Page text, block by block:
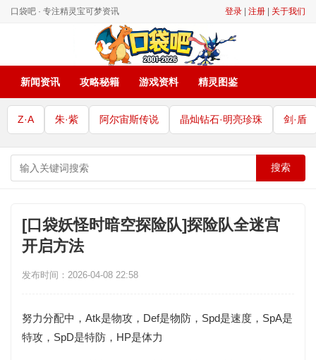
口袋吧 · 专注精灵宝可梦资讯 登录 注册 关于我们
新闻资讯 攻略秘籍 游戏资料 精灵图鉴
Z·A 朱·紫 阿尔宙斯传说 晶灿钻石·明亮珍珠 剑·盾
搜索
[口袋妖怪时暗空探险队]探险队全迷宫
开启方法
发布时间：2026-04-08 22:58
努力分配中，Atk是物攻，Def是物防，Spd是速度，SpA是
特攻，SpD是特防，HP是体力